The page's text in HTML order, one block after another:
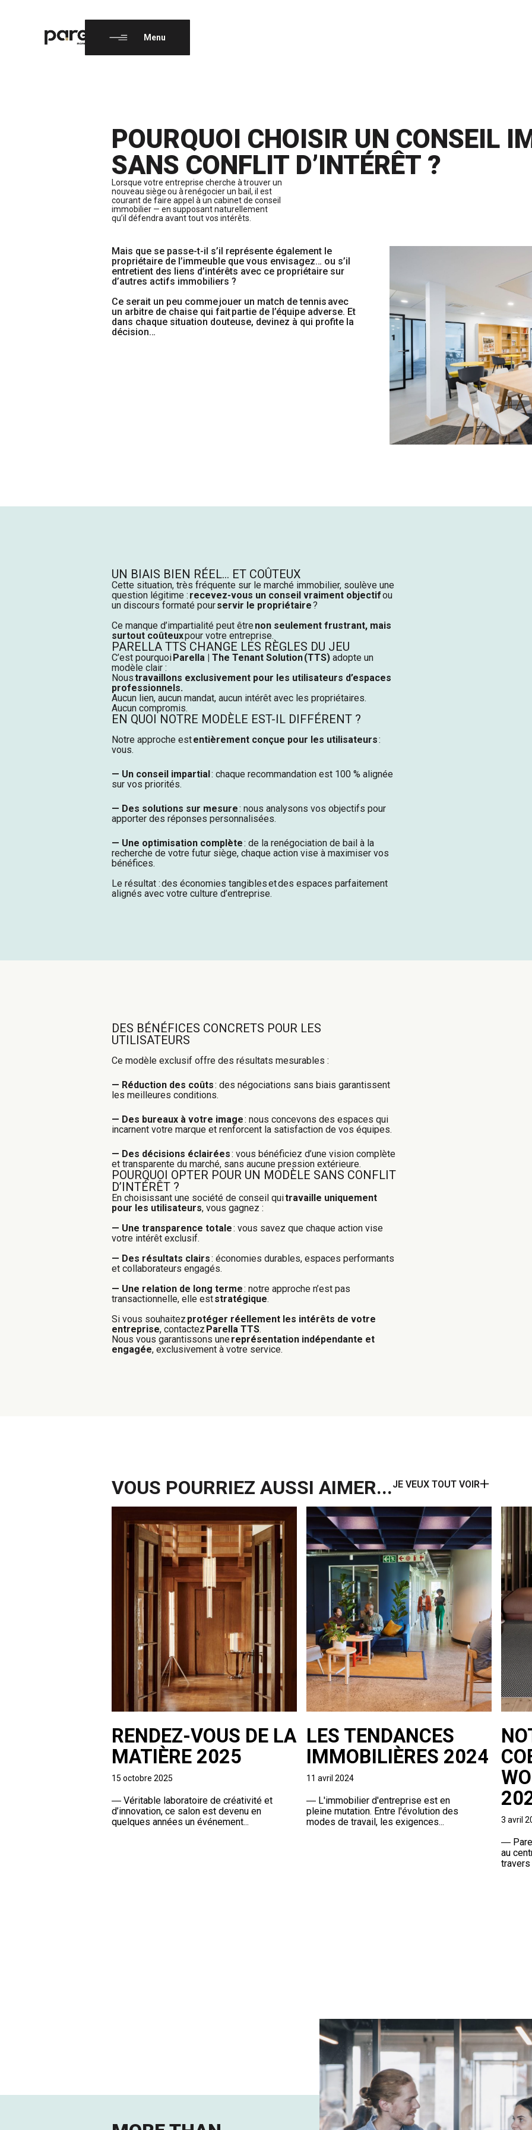
EN
Menu
POURQUOI CHOISIR UN CONSEIL
SANS CONFLIT D’INTÉRÊT ?
Lorsque votre entreprise cherche àtrouver un
nouveau siège ou à renégocier un bail , il est
courant de faire appel à un cabinet de conseil
immobilier — en supposant naturellement
qu’il défendra avant tout vos intérêts.
Mais que se passe-t-il s’il représente également le
propriétaire de l’immeuble que vous envisagez… ou s’il
entretient des liens d’intérêts avec ce propriétaire sur
d’autres actifs immobiliers ?
Ce serait un peu commejouer un match de tennis avec
un arbitre de chaise qui fait partie de l’équipe adverse. Et
dans chaque situation douteuse, devinez à qui profite la
décision…
UN BIAIS BIEN RÉEL… ET COÛTEUX
Cette situation, très fréquente sur le marché immobilier, soulève une
question légitime : recevez-vous un conseil vraiment objectifou
un discours formaté pourservir le propriétaire?
Ce manque d’impartialité peut être non seulement frustrant, mais
surtout coûteuxpour votre entreprise.
PARELLA TTS CHANGE LES RÈGLES DU JEU
C’est pourquoiParella | The Tenant Solution(TTS) adopte un
modèle clair :
Noustravaillons exclusivement pour les utilisateurs d’espaces
professionnels.
Aucun lien, aucun mandat, aucun intérêt avec les propriétaires.
Aucun compromis.
EN QUOI NOTRE MODÈLE EST-IL DIFFÉRENT ?
Notre approche estentièrement conçue pour les utilisateurs:
vous.
— Un conseil impartial: chaque recommandation est 100 % alignée
sur vos priorités.
— Des solutions sur mesure: nous analysons vos objectifs pour
apporter des réponses personnalisées.
— Une optimisation complète: de la renégociation de bail à la
recherche de votre futur siège, chaque action vise à maximiser vos
bénéfices.
Le résultat :des économies tangiblesetdes espaces parfaitement
alignés avec votre culture d’entreprise.
DES BÉNÉFICES CONCRETS POUR LES
UTILISATEURS
Ce modèle exclusif offre des résultats mesurables :
— Réduction des coûts: des négociations sans biais garantissent
les meilleures conditions.
— Des bureaux à votre image: nous concevons des espaces qui
incarnent votre marque et renforcent la satisfaction de vos équipes.
— Des décisions éclairées: vous bénéficiez d’une vision complète
et transparente du marché, sans aucune pression extérieure.
POURQUOI OPTER POUR UN MODÈLE SANS CONFLIT
D’INTÉRÊT ?
En choisissant une société de conseil quitravaille uniquement
pour les utilisateurs, vous gagnez :
— Une transparence totale: vous savez que chaque action vise
votre intérêt exclusif.
— Des résultats clairs: économies durables, espaces performants
et collaborateurs engagés.
— Une relation de long terme: notre approche n’est pas
transactionnelle, elle eststratégique.
Si vous souhaitez protéger réellement les intérêts de votre
entreprise, contactez Parella TTS.
Nous vous garantissons unereprésentation indépendante et
engagée, exclusivement à votre service.
VOUS POURRIEZ AUSSI AIMER...JE VEUX TOUT VOIR
RENDEZ-VOUS DE LA
MATIÈRE 2025
15 octobre 2025
― Véritable laboratoire de créativité et
d’innovation, ce salon est devenu en
quelques années un événement...
LES TENDANCES
IMMOBILIÈRES 2024
11 avril 2024
― L'immobilier d'entreprise est en
pleine mutation. Entre l'évolution des
modes de travail, les exigences...
3 avril
―
au